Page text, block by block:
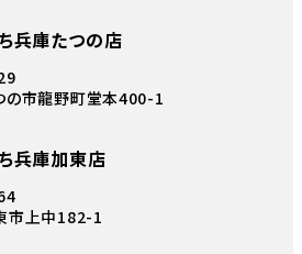
兵庫たつの店
の市龍野町堂本400-1
兵庫加東店
市上中182-1